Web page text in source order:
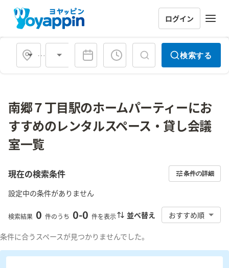
ログイン
会場タイプ 検索する
南郷７丁目駅のホームパーティーにお
すすめのレンタルスペース・貸し会議
室一覧
現在の検索条件 条件の詳細
設定中の条件がありません
検索結果 0 件のうち 0-0 件を表示 並べ替え おすすめ順
条件に合うスペースが見つかりませんでした。